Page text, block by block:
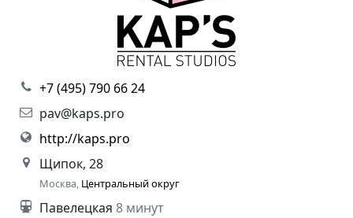
+7 (495) 790 66 24
pav@kaps.pro
http://kaps.pro
Щипок, 28
Москва, Центральный округ
Павелецкая8 минут